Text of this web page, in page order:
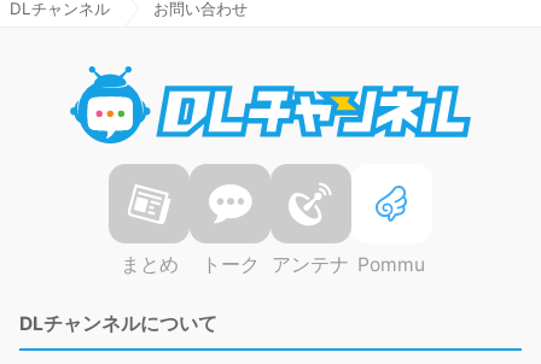
DLチャンネル お問い合わせ
まとめ トーク アンテナ Pommu
DLチャンネルについて